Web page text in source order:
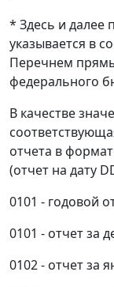
* Здесь и далее
указывается в
Перечнем
федерального
В качестве
отчета в
(отчет на дату
0101 - годовой
0101 - отчет за
0102 - отчет за